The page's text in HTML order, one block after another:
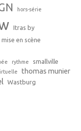
hors-série
Itras by
mise en scène
rythme smallville
thomas munier
Wastburg